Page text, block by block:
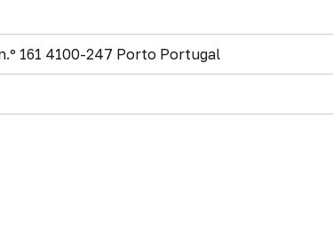
161 4100-247 Porto Portugal